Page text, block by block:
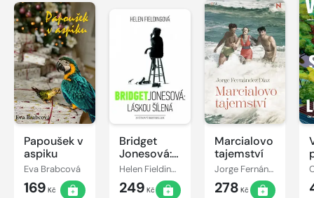
Papoušek v
aspiku
Eva Brabcová
169 Kč
Bridget
Jonesová:
láskou
šílená
Helen Fieldingová
249 Kč
Marcialovo
tajemství
Jorge Fernández Díaz
278 Kč